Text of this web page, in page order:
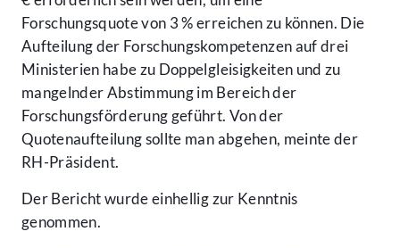
Forschungsquote von 3 % erreichen zu können. Die
Aufteilung der Forschungskompetenzen auf drei
Ministerien habe zu Doppelgleisigkeiten und zu
mangelnder Abstimmung im Bereich der
Forschungsförderung geführt. Von der
Quotenaufteilung sollte man abgehen, meinte der
RH-Präsident.
Der Bericht wurde einhellig zur Kenntnis
genommen.